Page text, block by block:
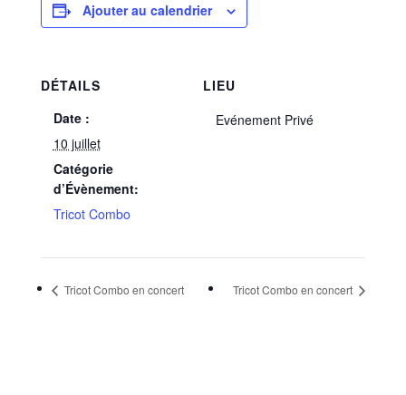
Ajouter au calendrier
DÉTAILS
Date :
10 juillet
Catégorie
d’Évènement:
Tricot Combo
LIEU
Evénement Privé
Tricot Combo en concert Tricot Combo en concert